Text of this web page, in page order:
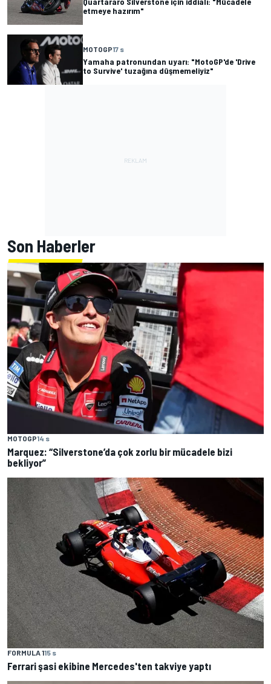
etmeye hazırım"
MOTOGP17 s
Yamaha patronundan uyarı: "MotoGP'de 'Drive
to Survive' tuzağına düşmemeliyiz"
Son Haberler
MOTOGP14 s
Marquez: “Silverstone’da çok zorlu bir mücadele bizi
bekliyor”
FORMULA 115 s
Ferrari şasi ekibine Mercedes'ten takviye yaptı